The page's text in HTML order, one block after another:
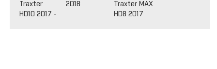
Traxter
HD10 2017 -
2018
Traxter MAX
HD8 2017